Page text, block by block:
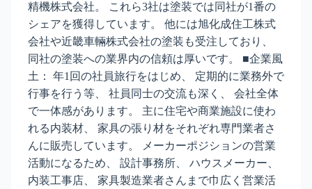
精機株式会社。 これら3社は塗装では同社が1番の
シェアを獲得しています。 他には旭化成住工株式
会社や近畿車輛株式会社の塗装も受注しており、
同社の塗装への業界内の信頼は厚いです。 ■企業風
土： 年1回の社員旅行をはじめ、 定期的に業務外で
行事を行う等、 社員同士の交流も深く、 会社全体
で一体感があります。 主に住宅や商業施設に使わ
れる内装材、 家具の張り材をそれぞれ専門業者さ
んに販売しています。 メーカーポジションの営業
活動になるため、 設計事務所、 ハウスメーカー、
内装工事店、 家具製造業者さんまで巾広く営業活